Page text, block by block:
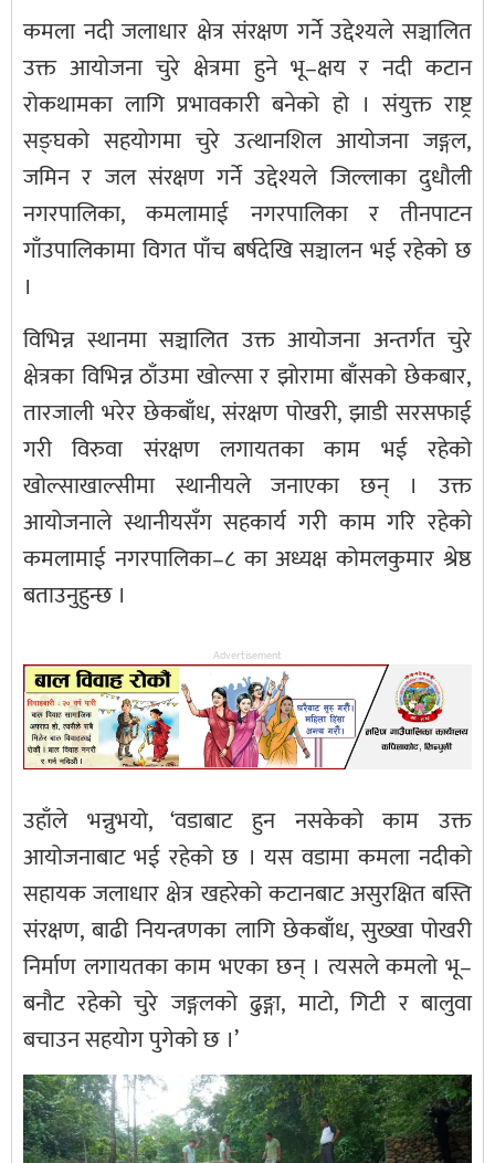
कमला नदी जलाधार क्षेत्र संरक्षण गर्ने उद्देश्यले सञ्चालित
उक्त आयोजना चुरे क्षेत्रमा हुने भू–क्षय र नदी कटान
रोकथामका लागि प्रभावकारी बनेको हो । संयुक्त राष्ट्र
सङ्घको सहयोगमा चुरे उत्थानशिल आयोजना जङ्गल,
जमिन र जल संरक्षण गर्ने उद्देश्यले जिल्लाका दुधौली
नगरपालिका, कमलामाई नगरपालिका र तीनपाटन
गाँउपालिकामा विगत पाँच बर्षदेखि सञ्चालन भई रहेको छ
।
विभिन्न स्थानमा सञ्चालित उक्त आयोजना अन्तर्गत चुरे
क्षेत्रका विभिन्न ठाँउमा खोल्सा र झोरामा बाँसको छेकबार,
तारजाली भरेर छेकबाँध, संरक्षण पोखरी, झाडी सरसफाई
गरी विरुवा संरक्षण लगायतका काम भई रहेको
खोल्साखाल्सीमा स्थानीयले जनाएका छन् । उक्त
आयोजनाले स्थानीयसँग सहकार्य गरी काम गरि रहेको
कमलामाई नगरपालिका–८ का अध्यक्ष कोमलकुमार श्रेष्ठ
बताउनुहुन्छ ।
Advertisement
उहाँले भन्नुभयो, ‘वडाबाट हुन नसकेको काम उक्त
आयोजनाबाट भई रहेको छ । यस वडामा कमला नदीको
सहायक जलाधार क्षेत्र खहरेको कटानबाट असुरक्षित बस्ति
संरक्षण, बाढी नियन्त्रणका लागि छेकबाँध, सुख्खा पोखरी
निर्माण लगायतका काम भएका छन् । त्यसले कमलो भू–
बनौट रहेको चुरे जङ्गलको ढुङ्गा, माटो, गिटी र बालुवा
बचाउन सहयोग पुगेको छ ।’